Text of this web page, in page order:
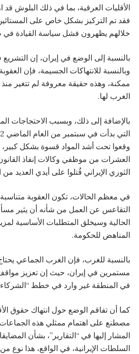
الأقليات العرقية، بما في ذلك البلوش
فقد تم التركيز بشكل خاص على
خلالهم يظهرون فشل سياسة القيادة في
بالنسبة إلى الوضع في إيران، إن
وبالنسبة للانتهاكات الجسيمة، فإن
ممكنة، وهذه حقيقة معروفة لم تتغير
الغرب لها.
بالإضافة إلى ذلك، وبسبب الاحتجاجات
وقعوا تحت أشد المواد قسوة بشكل كبير،
العشرات من موظفي وكالات إنفاذ
الثوري الإيراني قُتلوا على أيدي العديد من
في معظم الحالات، تكون العقوبة
التقاعس عن العمل من شأنه أن يثير
الحالية وسيخلق المتطلبات الأساسية
المناهض للحكومة.
بالنسبة للغرب، فإن الغرب الجماعي
مستمرين في إيران، حيث إن تعزيز مواقف
في المنطقة غير وارد في خطط “الشركاء
كما أن تفاقم الوضع حول انتهاك حقوق
مصطنع على اهتمام ممثلي هذه الجماعات
المشار إليها في “التقارير”، بشأن
السلطات الإيرانية، في الواقع، هذا نوع